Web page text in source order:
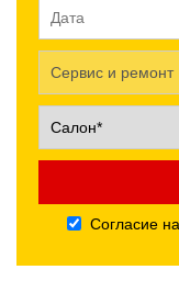
Согласие